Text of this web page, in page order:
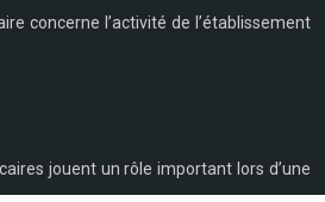
concerne l’activité de l’établissement
jouent un rôle important lors d’une